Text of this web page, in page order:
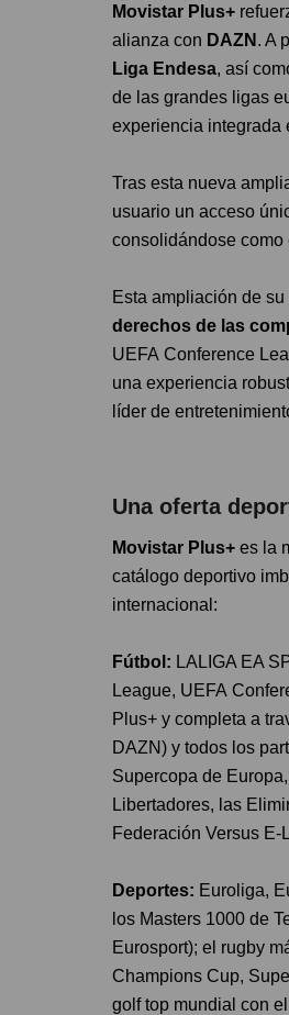
Movistar Plus+
alianza con DAZN . A
Liga Endesa, así
de las grandes ligas
experiencia integrada
Tras esta nueva
usuario un acceso
consolidándose como
Esta ampliación de
derechos de las
UEFA Conference
una experiencia
líder de
Una oferta
Movistar Plus+ es la
catálogo deportivo
internacional:
Fútbol: LALIGA EA
League, UEFA
Plus+ y completa a
DAZN) y todos los
Supercopa de
Libertadores, las
Federación Versus E-
Deportes: Euroliga,
los Masters 1000 de
Eurosport); el rugby
Champions Cup,
golf top mundial con